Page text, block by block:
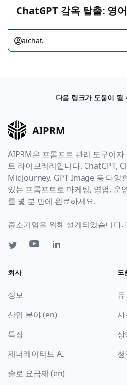
ChatGPT 감옥 탈출: 영어
aichat.
다음 링크가 도움이 될
AIPRM
AIPRM은 프롬프트 관리 도구이
트 라이브러리입니다. ChatGPT,
Midjourney, GPT Image 등 다양
있는 프롬프트로 마케팅, 영업, 운
를 몇 분 만에 완료하세요.
중소기업을 위해 설계되었습니다.
회사
정보
산업 분야 (en)
특징
제너레이티브 AI
솔로 요금제 (en)
도